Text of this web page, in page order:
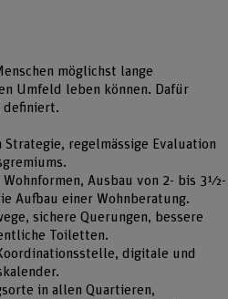
möglichst lange
Umfeld leben können. Dafür
definiert.
regelmässige Evaluation
Ausbau von 2- bis 3½-
Aufbau einer Wohnberatung.
sichere Querungen, bessere
Toiletten.
digitale und
in allen Quartieren,